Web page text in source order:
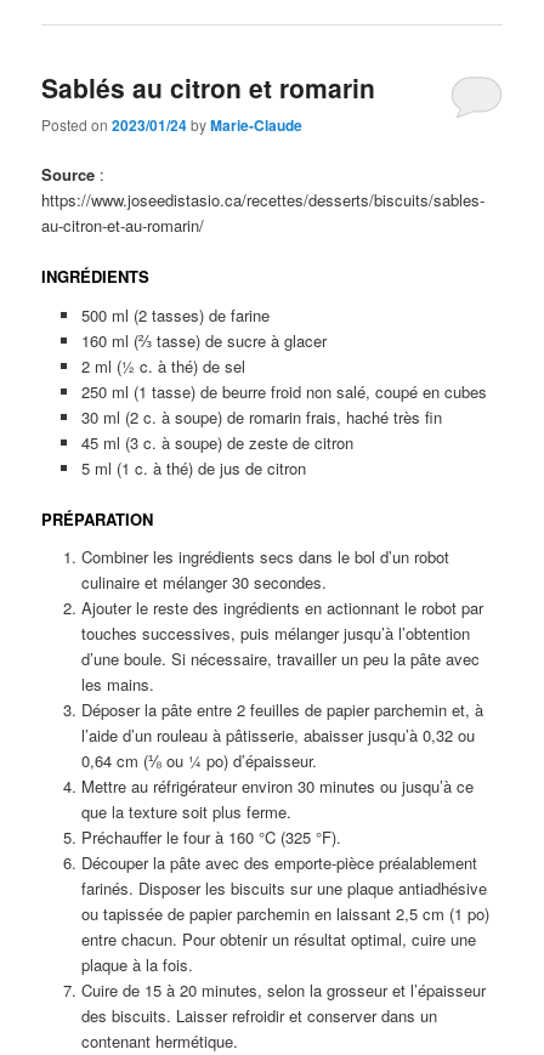
Sablés au citron et romarin
Posted on2023/01/24byMarie-Claude
Source :
https://www.joseedistasio.ca/recettes/desserts/biscuits/sables-
au-citron-et-au-romarin/
INGRÉDIENTS
500 ml (2 tasses) de farine
160 ml (⅔ tasse) de sucre à glacer
2 ml (½ c. à thé) de sel
250 ml (1 tasse) de beurre froid non salé, coupé en cubes
30 ml (2 c. à soupe) de romarin frais, haché très fin
45 ml (3 c. à soupe) de zeste de citron
5 ml (1 c. à thé) de jus de citron
PRÉPARATION
Combiner les ingrédients secs dans le bol d’un robot
culinaire et mélanger 30 secondes.
Ajouter le reste des ingrédients en actionnant le robot par
touches successives, puis mélanger jusqu’à l’obtention
d’une boule. Si nécessaire, travailler un peu la pâte avec
les mains.
Déposer la pâte entre 2 feuilles de papier parchemin et, à
l’aide d’un rouleau à pâtisserie, abaisser jusqu’à 0,32 ou
0,64 cm (⅛ ou ¼ po) d’épaisseur.
Mettre au réfrigérateur environ 30 minutes ou jusqu’à ce
que la texture soit plus ferme.
Préchauffer le four à 160 °C (325 °F).
Découper la pâte avec des emporte-pièce préalablement
farinés. Disposer les biscuits sur une plaque antiadhésive
ou tapissée de papier parchemin en laissant 2,5 cm (1 po)
entre chacun. Pour obtenir un résultat optimal, cuire une
plaque à la fois.
Cuire de 15 à 20 minutes, selon la grosseur et l’épaisseur
des biscuits. Laisser refroidir et conserver dans un
contenant hermétique.